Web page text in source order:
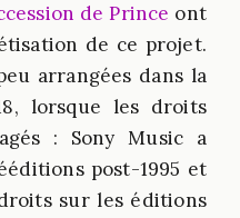
de Prince ont
de ce projet.
arrangées dans la
lorsque les droits
: Sony Music a
post-1995 et
sur les éditions